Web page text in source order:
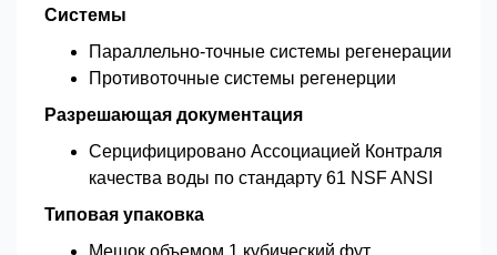
Системы
Параллельно-точные системы регенерации
Противоточные системы регенерции
Разрешающая документация
Серцифицировано Ассоциацией Контраля
качества воды по стандарту 61 NSF ANSI
Типовая упаковка
Мешок объемом 1 кубический фут